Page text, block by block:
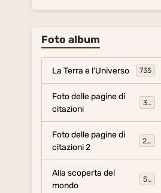
Foto album
La Terra e l'Universo 735
Foto delle pagine di
citazioni
317
Foto delle pagine di
citazioni 2
281
Alla scoperta del
mondo
54